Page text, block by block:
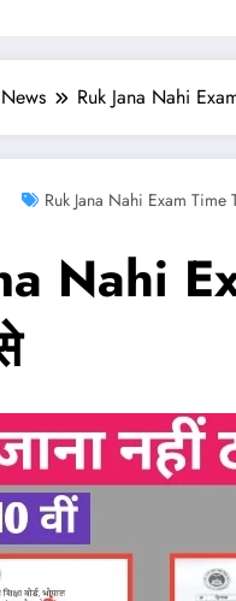
Ruk Jana Nahi
Ruk Jana Nahi Exam Time
Nahi